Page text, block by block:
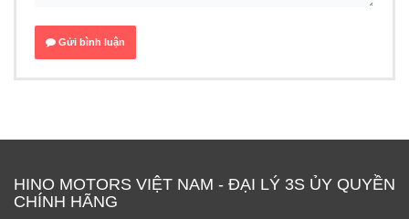
Gửi bình luận
HINO MOTORS VIỆT NAM - ĐẠI LÝ 3S ỦY QUYỀN
CHÍNH HÃNG